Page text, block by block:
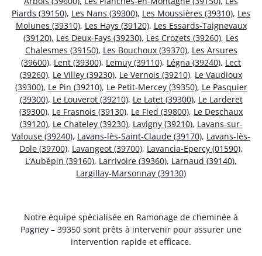
Piards (39150), Les Nans (39300), Les Moussières (39310), Les
Molunes (39310), Les Hays (39120), Les Essards-Taignevaux
(39120), Les Deux-Fays (39230), Les Crozets (39260), Les
Chalesmes (39150), Les Bouchoux (39370), Les Arsures
(39600), Lent (39300), Lemuy (39110), Légna (39240), Lect
(39260), Le Villey (39230), Le Vernois (39210), Le Vaudioux
(39300), Le Pin (39210), Le Petit-Mercey (39350), Le Pasquier
(39300), Le Louverot (39210), Le Latet (39300), Le Larderet
(39300), Le Frasnois (39130), Le Fied (39800), Le Deschaux
(39120), Le Chateley (39230), Lavigny (39210), Lavans-sur-
Valouse (39240), Lavans-lès-Saint-Claude (39170), Lavans-lès-
Dole (39700), Lavangeot (39700), Lavancia-Epercy (01590),
L’Aubépin (39160), Larrivoire (39360), Larnaud (39140),
Largillay-Marsonnay (39130)
Notre équipe spécialisée en Ramonage de cheminée à
Pagney – 39350 sont prêts à intervenir pour assurer une
intervention rapide et efficace.